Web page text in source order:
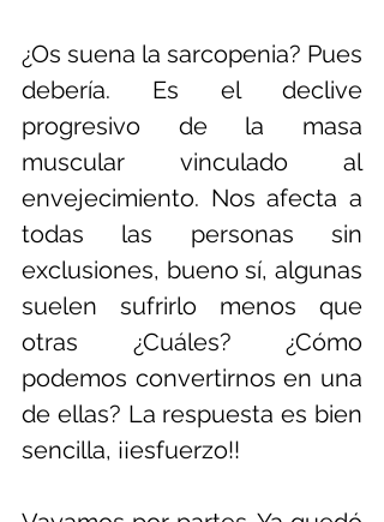
¿Os suena la sarcopenia? Pues
debería. Es el declive
progresivo de la masa
muscular vinculado al
envejecimiento. Nos afecta a
todas las personas sin
exclusiones, bueno sí, algunas
suelen sufrirlo menos que
otras ¿Cuáles? ¿Cómo
podemos convertirnos en una
de ellas? La respuesta es bien
sencilla, ¡¡esfuerzo!!